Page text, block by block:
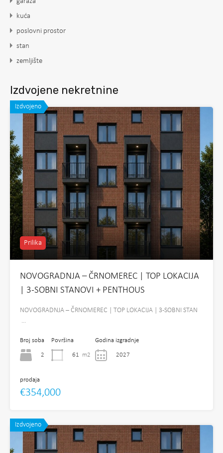
kuća
poslovni prostor
stan
zemljište
Izdvojene nekretnine
Izdvojeno
Prilika
NOVOGRADNJA – ČRNOMEREC | TOP LOKACIJA
| 3-SOBNI STANOVI + PENTHOUS
NOVOGRADNJA – ČRNOMEREC | TOP LOKACIJA | 3-SOBNI STAN
…
Broj soba
2
Površina
61 m2
Godina izgradnje
2027
prodaja
€354,000
Izdvojeno